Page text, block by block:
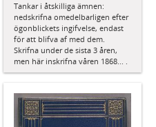
Tankar i åtskilliga ämnen:
nedskrifna omedelbarligen efter
ögonblickets ingifvelse, endast
för att blifva af med dem.
Skrifna under de sista 3 åren,
men här inskrifna våren 1868... .